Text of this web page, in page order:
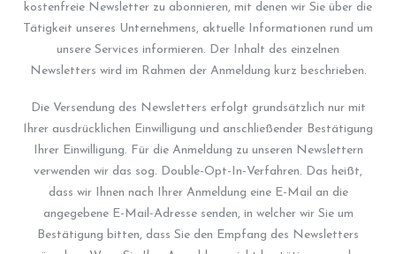
kostenfreie Newsletter zu abonnieren, mit denen wir Sie über die
Tätigkeit unseres Unternehmens, aktuelle Informationen rund um
unsere Services informieren. Der Inhalt des einzelnen
Newsletters wird im Rahmen der Anmeldung kurz beschrieben.
Die Versendung des Newsletters erfolgt grundsätzlich nur mit
Ihrer ausdrücklichen Einwilligung und anschließender Bestätigung
Ihrer Einwilligung. Für die Anmeldung zu unseren Newslettern
verwenden wir das sog. Double-Opt-In-Verfahren. Das heißt,
dass wir Ihnen nach Ihrer Anmeldung eine E-Mail an die
angegebene E-Mail-Adresse senden, in welcher wir Sie um
Bestätigung bitten, dass Sie den Empfang des Newsletters